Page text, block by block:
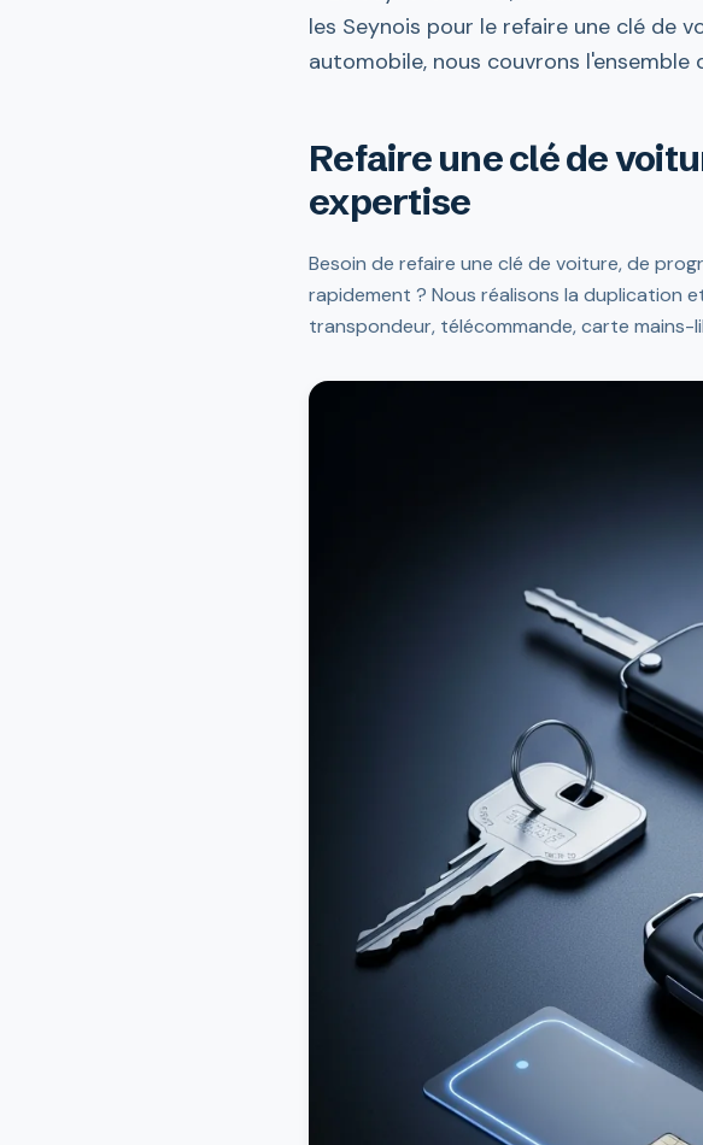
les Seynois pour le refaire une clé de
automobile, nous couvrons l'ensemble
Refaire une clé de
expertise
Besoin de refaire une clé de voiture, de
rapidement ? Nous réalisons la duplication
transpondeur, télécommande, carte mains-